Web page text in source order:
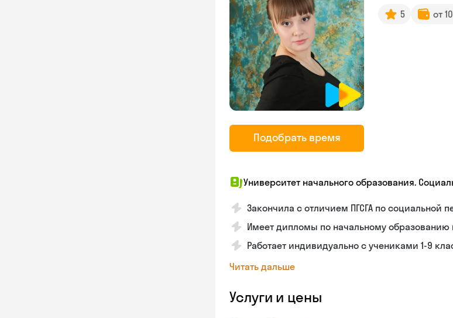
Подобрать время
5 от
Университет начального образования.
Закончилa с отличием ПГСГА по социальной
Имеет дипломы по начальному
Работает индивидуально с учениками 1-9
Читать дальше
Услуги и цены